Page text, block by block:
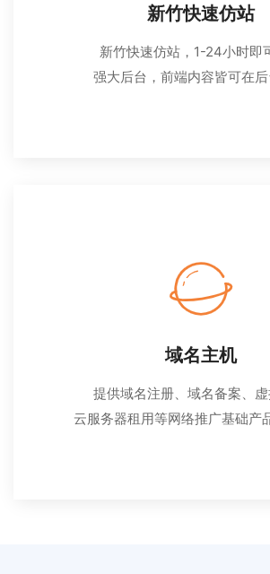
新竹快速仿站
新竹快速仿站，1-24小时即
强大后台，前端内容皆可在
域名主机
提供域名注册、域名备案、
云服务器租用等网络推广基础产